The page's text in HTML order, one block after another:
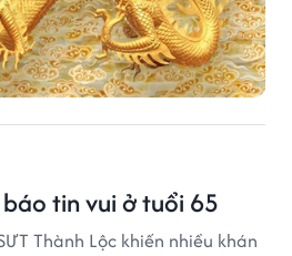
báo tin vui ở tuổi 65
Thành Lộc khiến nhiều khán